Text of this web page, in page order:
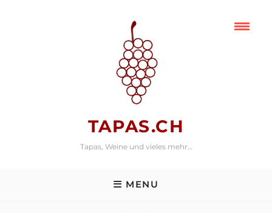
TAPAS.CH
Tapas, Weine und vieles mehr…
MENU